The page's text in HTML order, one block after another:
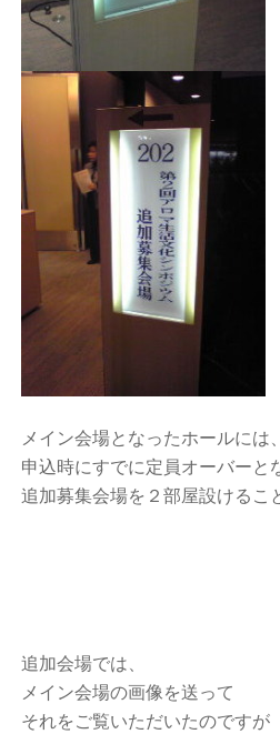
メイン会場となったホールには
申込時にすでに定員オーバーと
追加募集会場を２部屋設けるこ
追加会場では、
メイン会場の画像を送って
それをご覧いただいたのですが